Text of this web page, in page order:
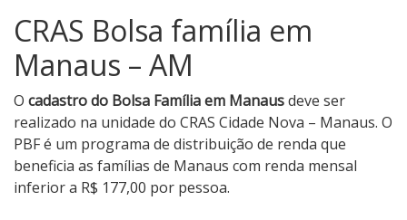
CRAS Bolsa família em
Manaus – AM
O cadastro do Bolsa Família em Manausdeve ser
realizado na unidade do CRAS Cidade Nova – Manaus. O
PBF é um programa de distribuição de renda que
beneficia as famílias de Manaus com renda mensal
inferior a R$ 177,00 por pessoa.